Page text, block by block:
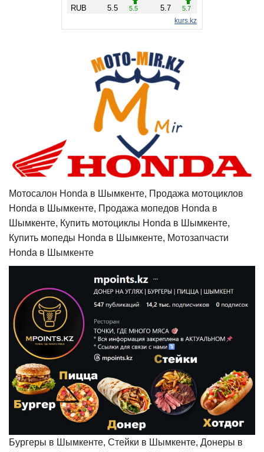
Мотосалон Honda в Шымкенте, Продажа мотоциклов
Honda в Шымкенте, Продажа мопедов Honda в
Шымкенте, Купить мотоциклы Honda в Шымкенте,
Купить мопеды Honda в Шымкенте, Мотозапчасти
Honda в Шымкенте
Бургеры в Шымкенте, Стейки в Шымкенте, Донеры в